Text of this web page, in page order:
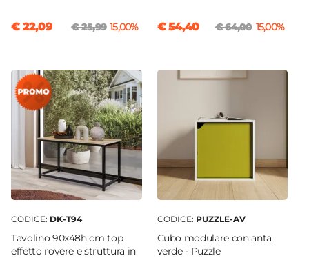
€ 22,09 € 25,99 15,00% € 54,40 € 64,00 15,00%
CODICE: DK-T94
Tavolino 90x48h cm top
effetto rovere e struttura in
CODICE: PUZZLE-AV
Cubo modulare con anta
verde - Puzzle